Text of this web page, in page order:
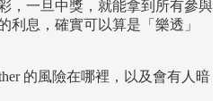
，一旦中獎，就能拿到所有參與
利息，確實可以算是「樂透」
的風險在哪裡，以及會有人暗